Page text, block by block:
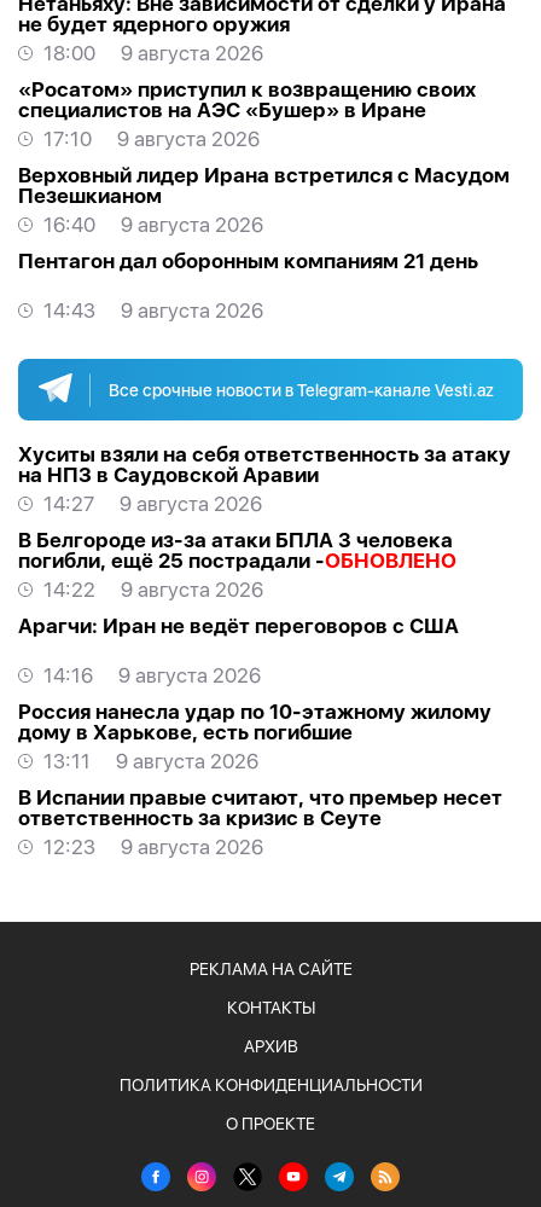
не будет ядерного оружия
18:00
9 августа 2026
«Росатом» приступил к возвращению своих
специалистов на АЭС «Бушер» в Иране
17:10
9 августа 2026
Верховный лидер Ирана встретился с Масудом
Пезешкианом
16:40
9 августа 2026
Пентагон дал оборонным компаниям 21 день
14:43 9 августа 2026
Все срочные новости в Telegram-канале Vesti.az
Хуситы взяли на себя ответственность за атаку
на НПЗ в Саудовской Аравии
14:27
9 августа 2026
В Белгороде из-за атаки БПЛА 3 человека
погибли, ещё 25 пострадали -ОБНОВЛЕНО
14:22
9 августа 2026
Арагчи: Иран не ведёт переговоров с США
14:16
9 августа 2026
Россия нанесла удар по 10-этажному жилому
дому в Харькове, есть погибшие
13:11
9 августа 2026
В Испании правые считают, что премьер несет
ответственность за кризис в Сеуте
12:23
9 августа 2026
РЕКЛАМА НА САЙТЕ
КОНТАКТЫ
АРХИВ
ПОЛИТИКА КОНФИДЕНЦИАЛЬНОСТИ
О ПРОЕКТЕ